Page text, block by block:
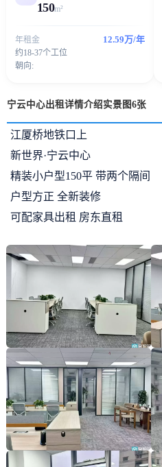
150m²
年租金 12.59万/年
约18-37个工位
朝向:
宁云中心出租详情介绍实景图6张
江厦桥地铁口上
新世界·宁云中心
精装小户型150平 带两个隔间
户型方正 全新装修
可配家具出租 房东直租